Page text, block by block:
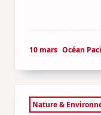
10 mars Océan
Nature &